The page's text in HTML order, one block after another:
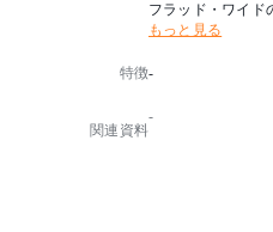
フラッド・ワイド
択できます。
ー)電源とPWM信
もっと見る
特徴-
関連資料
-